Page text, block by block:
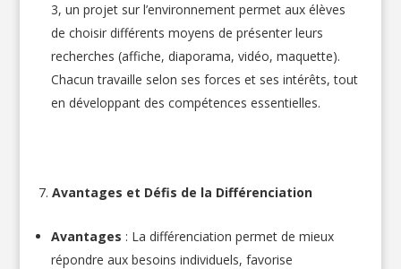
3, un projet sur l’environnement permet aux élèves
de choisir différents moyens de présenter leurs
recherches (affiche, diaporama, vidéo, maquette).
Chacun travaille selon ses forces et ses intérêts, tout
en développant des compétences essentielles.
Avantages et Défis de la Différenciation
Avantages : La différenciation permet de mieux
répondre aux besoins individuels, favorise